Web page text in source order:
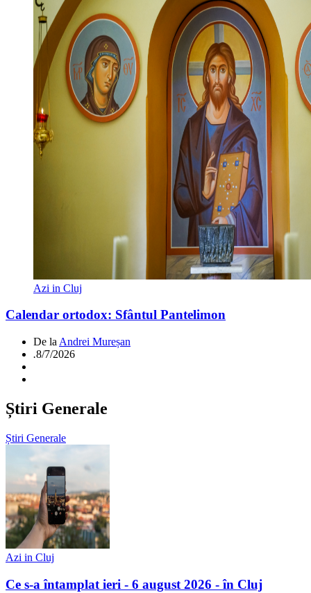
Azi in Cluj
Calendar ortodox: Sfântul Pantelimon
De la Andrei Mureșan
.8/7/2026
Știri Generale
Știri Generale
Azi in Cluj
Ce s-a întamplat ieri - 6 august 2026 - în Cluj